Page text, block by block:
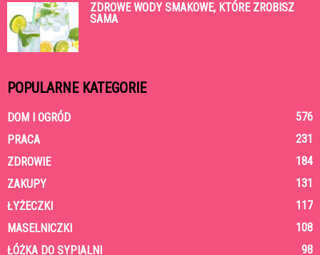
ZDROWE WODY SMAKOWE, KTÓRE ZROBISZ
SAMA
POPULARNE KATEGORIE
DOM I OGRÓD
576
PRACA
231
ZDROWIE
184
ZAKUPY
131
ŁYŻECZKI
117
MASELNICZKI
108
ŁÓŻKA DO SYPIALNI
98